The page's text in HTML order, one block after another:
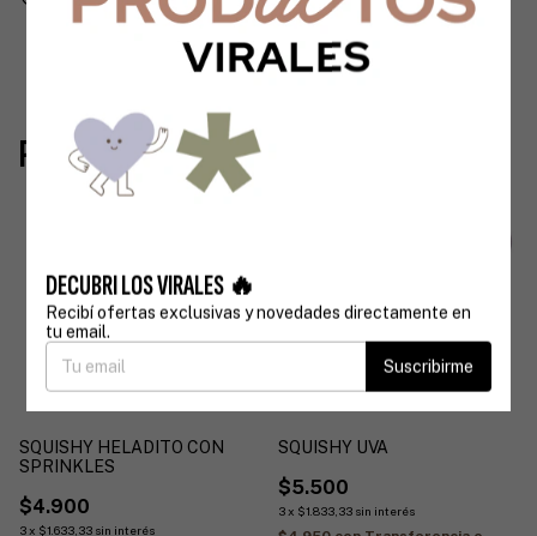
Tus datos protegidos
Productos similares
SQUISHY HELADITO CON
SPRINKLES
$4.900
3 x $1.633,33 sin interés
SQUISHY UVA
$5.500
3 x $1.833,33 sin interés
DECUBRI LOS VIRALES 🔥
Recibí ofertas exclusivas y novedades directamente en
tu email.
Suscribirme